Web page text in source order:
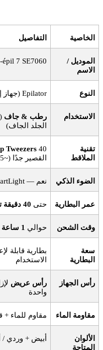
الخاصية التفاصيل
الموديل /
الاسم
7 SE7060
النوع Epilator ( جهاز
الاستخدام رطب &جاف (
الجلد الجاف)
تقنية
الملاقط
40
Tweezers
القصير جدًا (~0.5 مم)
الضوء الذكي نعم — SmartLight
عمر البطارية حتى 40
وقت الشحن حوالي 1 ساعة
سعة
البطارية
بطارية قابلة
الاستخدام
رأس الجهاز رأس عريض
واحدة
مقاومة الماء مقاوم للماء
الألوان
المتاحة
أبيض + وردي /